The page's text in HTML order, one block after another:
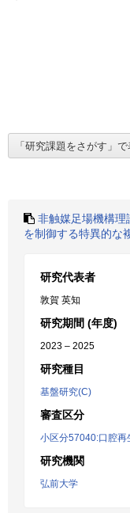
非触媒足場機構理
を制御する特異的な
研究代表者
敦賀 英知
研究期間 (年度)
2023 – 2025
研究種目
基盤研究(C)
審査区分
小区分57040:口腔再
研究機関
弘前大学